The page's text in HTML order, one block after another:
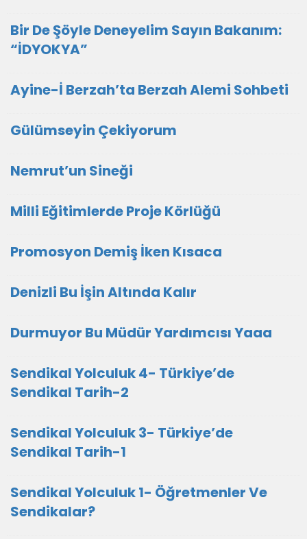
Bir De Şöyle Deneyelim Sayın Bakanım:
“İDYOKYA”
Ayine-İ Berzah’ta Berzah Alemi Sohbeti
Gülümseyin Çekiyorum
Nemrut’un Sineği
Milli Eğitimlerde Proje Körlüğü
Promosyon Demiş İken Kısaca
Denizli Bu İşin Altında Kalır
Durmuyor Bu Müdür Yardımcısı Yaaa
Sendikal Yolculuk 4- Türkiye’de
Sendikal Tarih-2
Sendikal Yolculuk 3- Türkiye’de
Sendikal Tarih-1
Sendikal Yolculuk 1- Öğretmenler Ve
Sendikalar?